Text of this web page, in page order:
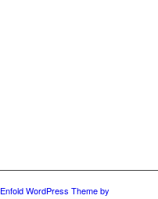
Enfold WordPress Theme by